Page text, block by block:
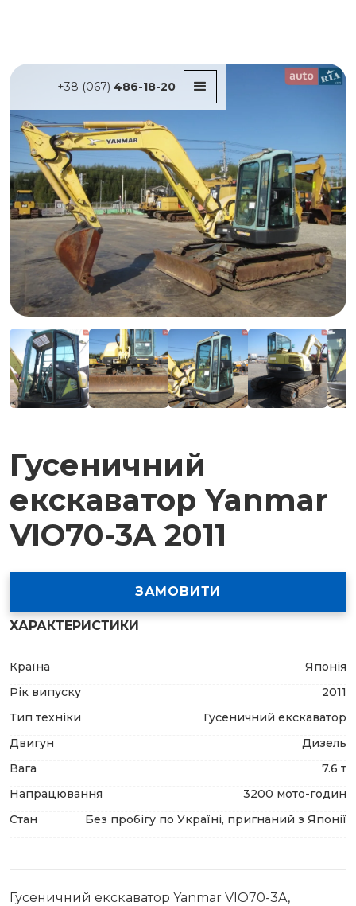
+38 (067) 486-18-20
Гусеничний
екскаватор Yanmar
VIO70-3A 2011
ЗАМОВИТИ
ХАРАКТЕРИСТИКИ
Країна
Японія
Рік випуску
2011
Тип техніки
Гусеничний екскаватор
Двигун
Дизель
Вага
7.6 т
Напрацювання
3200 мото-годин
Стан
Без пробігу по Україні, пригнаний з Японії
Гусеничний екскаватор Yanmar VIO70-3A,